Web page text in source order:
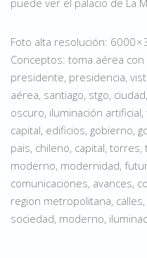
Foto alta resolución: 6000 ×
Conceptos: toma aérea
presidente, presidencia,
aérea, santiago, stgo,
oscuro, iluminación
capital, edificios, gobierno,
pais, chileno, capital,
moderno, modernidad,
comunicaciones, avances,
region metropolitana,
sociedad, moderno,